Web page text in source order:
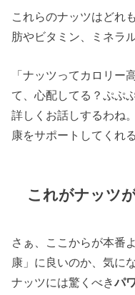
これらのナッツはどれ
肪やビタミン、ミネラ
「ナッツってカロリー
て、心配してる？ぷぷ
詳しくお話しするわね
康をサポートしてくれ
これがナッツ
さぁ、ここからが本番
康」に良いのか、気に
ナッツには驚くべきパ